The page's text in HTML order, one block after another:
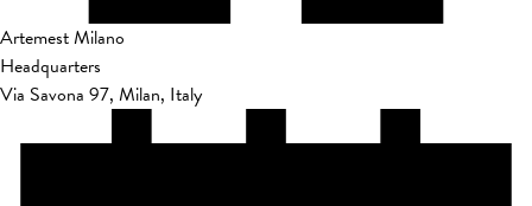
Artemest Milano
Headquarters
Via Savona 97, Milan, Italy